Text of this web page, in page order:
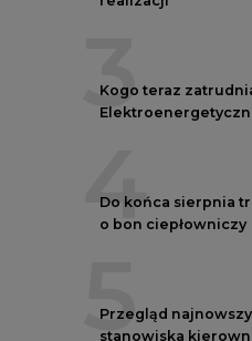
3
Kogo teraz
4
Do końca sierpnia
o bon ciepłowniczy
5
Przegląd
stanowiska